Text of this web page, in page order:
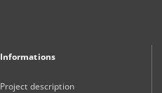
Informations
Project description